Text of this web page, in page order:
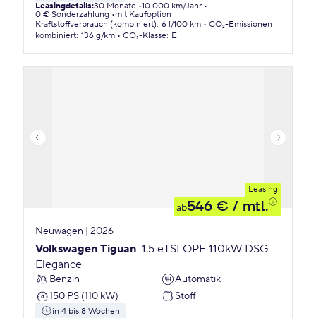
Leasingdetails:30 Monate 10.000 km/Jahr
0 € Sonderzahlung
mit Kaufoption
Kraftstoffverbrauch (kombiniert): 6 l/100 km
CO₂-Emissionen
kombiniert: 136 g/km CO₂-Klasse: E
Leasing
ab546 € / mtl.
Neuwagen | 2026
Volkswagen Tiguan 1.5 eTSI OPF 110kW DSG
Elegance
Benzin
Automatik
150 PS (110 kW)
Stoff
in 4 bis 8 Wochen